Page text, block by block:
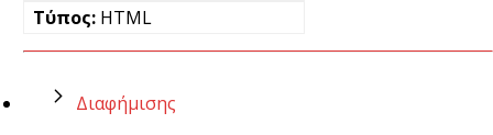
HTML
Διαφήμισης